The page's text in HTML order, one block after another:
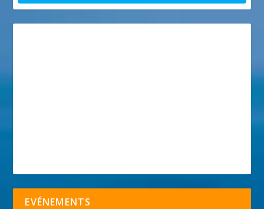
EVÉNEMENTS